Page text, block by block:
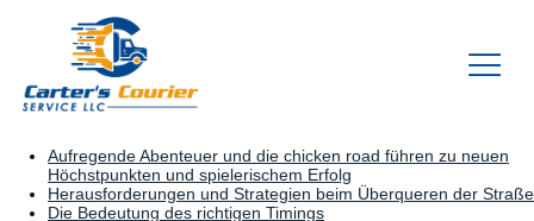
Aufregende Abenteuer und die chicken road führen zu neuen
Höchstpunkten und spielerischem Erfolg
Herausforderungen und Strategien beim Überqueren der Straße
Die Bedeutung des richtigen Timings